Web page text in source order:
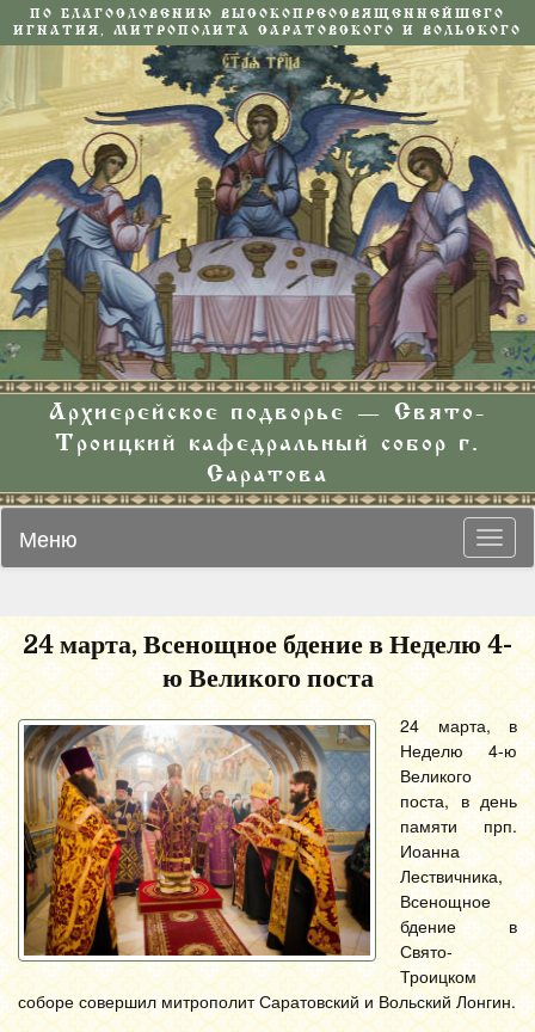
ПО БЛАГОСЛОВЕНИЮ ВЫСОКОПРЕОСВЯЩЕННЕЙШЕГО
ИГНАТИЯ, МИТРОПОЛИТА САРАТОВСКОГО И ВОЛЬСКОГО
Архиерейское подворье — Свято-
Троицкий кафедральный собор г.
Саратова
Меню
24 марта, Всенощное бдение в Неделю 4-
ю Великого поста
24 марта, в
Неделю 4-ю
Великого
поста, в день
памяти прп.
Иоанна
Лествичника,
Всенощное
бдение в
Свято-
Троицком
соборе совершил митрополит Саратовский и Вольский Лонгин.